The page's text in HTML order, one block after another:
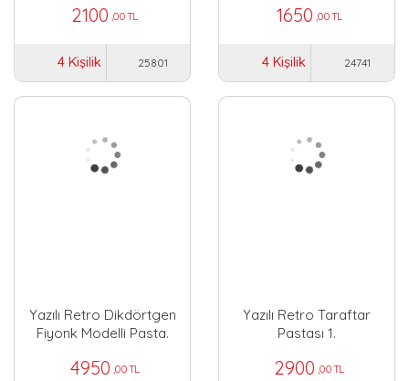
2100 ,00 TL
4 Kişilik 25801
1650 ,00 TL
4 Kişilik 24741
Yazılı Retro Dikdörtgen
Fiyonk Modelli Pasta.
4950 ,00 TL
Yazılı Retro Taraftar
Pastası 1.
2900 ,00 TL